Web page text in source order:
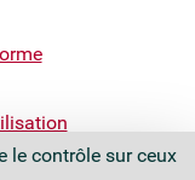
le contrôle sur ceux